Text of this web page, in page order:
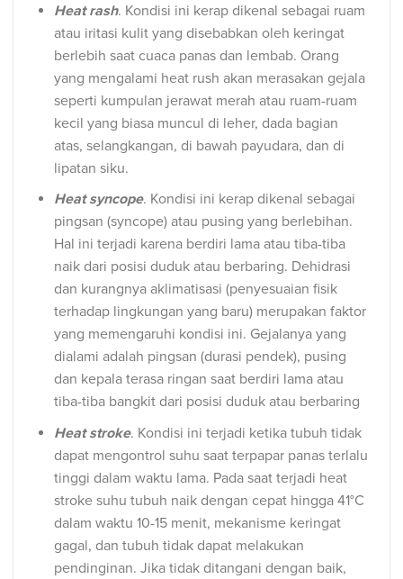
Heat rash. Kondisi ini kerap dikenal sebagai ruam
atau iritasi kulit yang disebabkan oleh keringat
berlebih saat cuaca panas dan lembab. Orang
yang mengalami heat rush akan merasakan gejala
seperti kumpulan jerawat merah atau ruam-ruam
kecil yang biasa muncul di leher, dada bagian
atas, selangkangan, di bawah payudara, dan di
lipatan siku.
Heat syncope. Kondisi ini kerap dikenal sebagai
pingsan (syncope) atau pusing yang berlebihan.
Hal ini terjadi karena berdiri lama atau tiba-tiba
naik dari posisi duduk atau berbaring. Dehidrasi
dan kurangnya aklimatisasi (penyesuaian fisik
terhadap lingkungan yang baru) merupakan faktor
yang memengaruhi kondisi ini. Gejalanya yang
dialami adalah pingsan (durasi pendek), pusing
dan kepala terasa ringan saat berdiri lama atau
tiba-tiba bangkit dari posisi duduk atau berbaring
Heat stroke. Kondisi ini terjadi ketika tubuh tidak
dapat mengontrol suhu saat terpapar panas terlalu
tinggi dalam waktu lama. Pada saat terjadi heat
stroke suhu tubuh naik dengan cepat hingga 41°C
dalam waktu 10-15 menit, mekanisme keringat
gagal, dan tubuh tidak dapat melakukan
pendinginan. Jika tidak ditangani dengan baik,